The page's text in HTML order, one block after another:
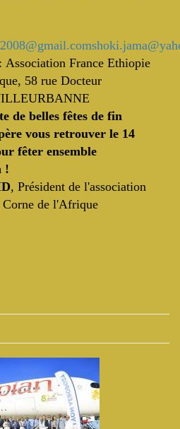
Association France Ethiopie
58 rue Docteur
de belles fêtes de fin
vous retrouver le 14
fêter ensemble
!
, Président de l'association
Corne de l'Afrique